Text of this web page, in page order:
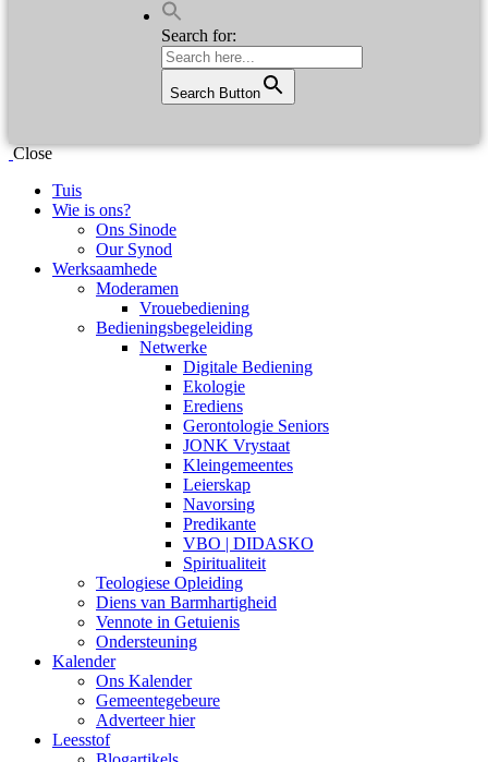
Search for:
Search Button
Close
Tuis
Wie is ons?
Ons Sinode
Our Synod
Werksaamhede
Moderamen
Vrouebediening
Bedieningsbegeleiding
Netwerke
Digitale Bediening
Ekologie
Erediens
Gerontologie Seniors
JONK Vrystaat
Kleingemeentes
Leierskap
Navorsing
Predikante
VBO | DIDASKO
Spiritualiteit
Teologiese Opleiding
Diens van Barmhartigheid
Vennote in Getuienis
Ondersteuning
Kalender
Ons Kalender
Gemeentegebeure
Adverteer hier
Leesstof